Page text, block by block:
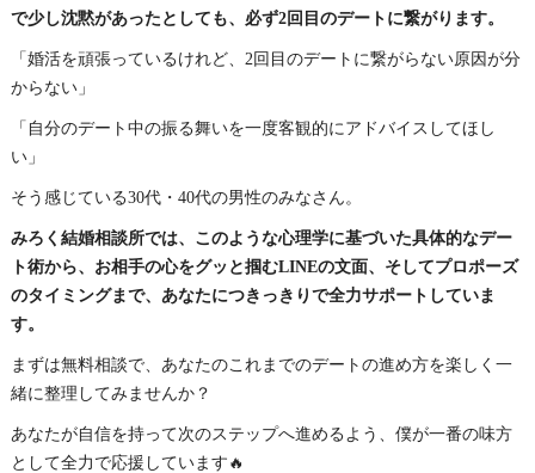
で少し沈黙があったとしても、必ず2回目のデートに繋がります。
「婚活を頑張っているけれど、2回目のデートに繋がらない原因が分
からない」
「自分のデート中の振る舞いを一度客観的にアドバイスしてほし
い」
そう感じている30代・40代の男性のみなさん。
みろく結婚相談所では、このような心理学に基づいた具体的なデー
ト術から、お相手の心をグッと掴むLINEの文面、そしてプロポーズ
のタイミングまで、あなたにつきっきりで全力サポートしていま
す。
まずは無料相談で、あなたのこれまでのデートの進め方を楽しく一
緒に整理してみませんか？
あなたが自信を持って次のステップへ進めるよう、僕が一番の味方
として全力で応援しています🔥